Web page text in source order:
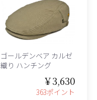
ゴールデンベア カルゼ
織り ハンチング
￥3,630
363ポイント